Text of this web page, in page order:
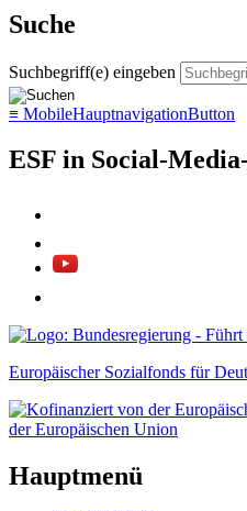
Suche
Suchbegriff(e) eingeben
≡ MobileHauptnavigationButton
ESF in Social-
Europäischer Sozialfonds für
Hauptmenü